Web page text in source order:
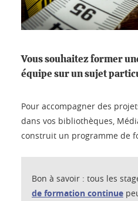
Vous souhaitez former
équipe sur un sujet
Pour accompagner des
dans vos bibliothèques,
construit un programme de
Bon à savoir : tous les
de formation continue